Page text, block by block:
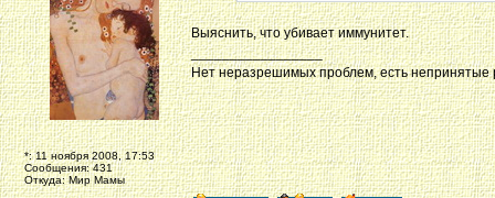
*: 11 ноября 2008, 17:53
Сообщения: 431
Откуда: Мир Мамы
Выяснить, что убивает иммунитет.
_________________
Нет неразрешимых проблем, есть непринятые